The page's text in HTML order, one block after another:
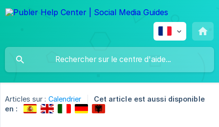
Articles sur : Calendrier
Cet article est aussi disponible
en :